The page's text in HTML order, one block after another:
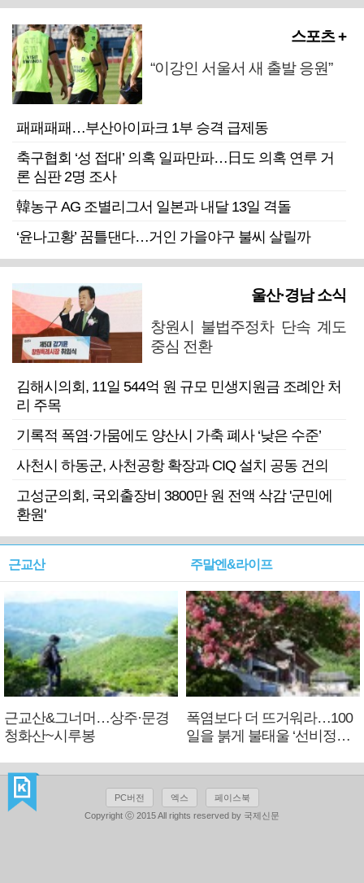
스포츠 +
“이강인 서울서 새 출발 응원”
패패패패…부산아이파크 1부 승격 급제동
축구협회 ‘성 접대’ 의혹 일파만파…日도 의혹 연루 거
론 심판 2명 조사
韓농구 AG 조별리그서 일본과 내달 13일 격돌
‘윤나고황’ 꿈틀댄다…거인 가을야구 불씨 살릴까
울산·경남 소식
창원시 불법주정차 단속 계도
중심 전환
김해시의회, 11일 544억 원 규모 민생지원금 조례안 처
리 주목
기록적 폭염·가뭄에도 양산시 가축 폐사 ‘낮은 수준’
사천시 하동군, 사천공항 확장과 CIQ 설치 공동 건의
고성군의회, 국외출장비 3800만 원 전액 삭감 '군민에
환원'
근교산
근교산&그너머…상주·문경
청화산~시루봉
주말엔&라이프
폭염보다 더 뜨거워라…100
일을 붉게 불태울 ‘선비정신’
PC버전 엑스
페이스북
Copyright ⓒ 2015 All rights reserved by 국제신문